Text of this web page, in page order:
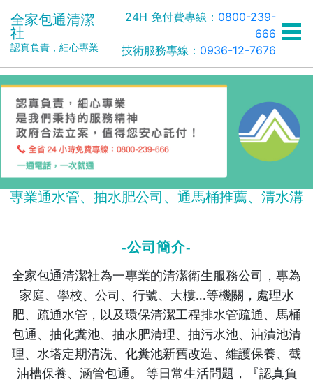
全家包通清潔
社
認真負責，細心專業
24H 免付費專線： 0800-239-
666
技術服務專線： 0936-12-7676
專業通水管、抽水肥公司、通馬桶推薦、清水溝
-公司簡介-
全家包通清潔社為一專業的清潔衛生服務公司，專為
家庭、學校、公司、行號、大樓...等機關，處理水
肥、疏通水管，以及環保清潔工程排水管疏通、馬桶
包通、抽化糞池、抽水肥清理、抽污水池、油漬池清
理、水塔定期清洗、化糞池新舊改造、維護保養、截
油槽保養、涵管包通。 等日常生活問題，『認真負